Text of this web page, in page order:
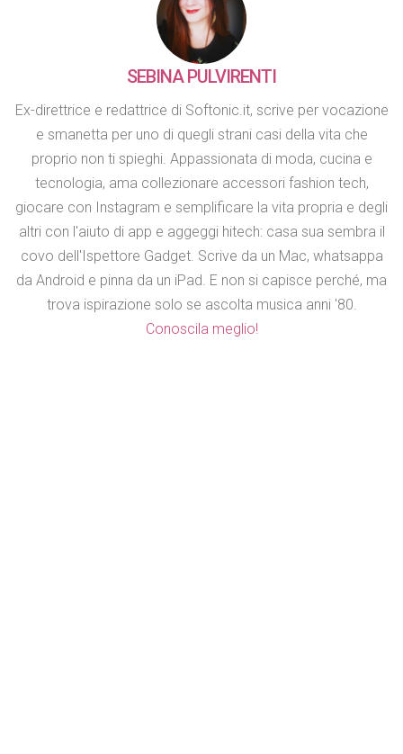
SEBINA PULVIRENTI
Ex-direttrice e redattrice di Softonic.it, scrive per vocazione
e smanetta per uno di quegli strani casi della vita che
proprio non ti spieghi. Appassionata di moda, cucina e
tecnologia, ama collezionare accessori fashion tech,
giocare con Instagram e semplificare la vita propria e degli
altri con l'aiuto di app e aggeggi hitech: casa sua sembra il
covo dell'Ispettore Gadget. Scrive da un Mac, whatsappa
da Android e pinna da un iPad. E non si capisce perché, ma
trova ispirazione solo se ascolta musica anni '80.
Conoscila meglio!